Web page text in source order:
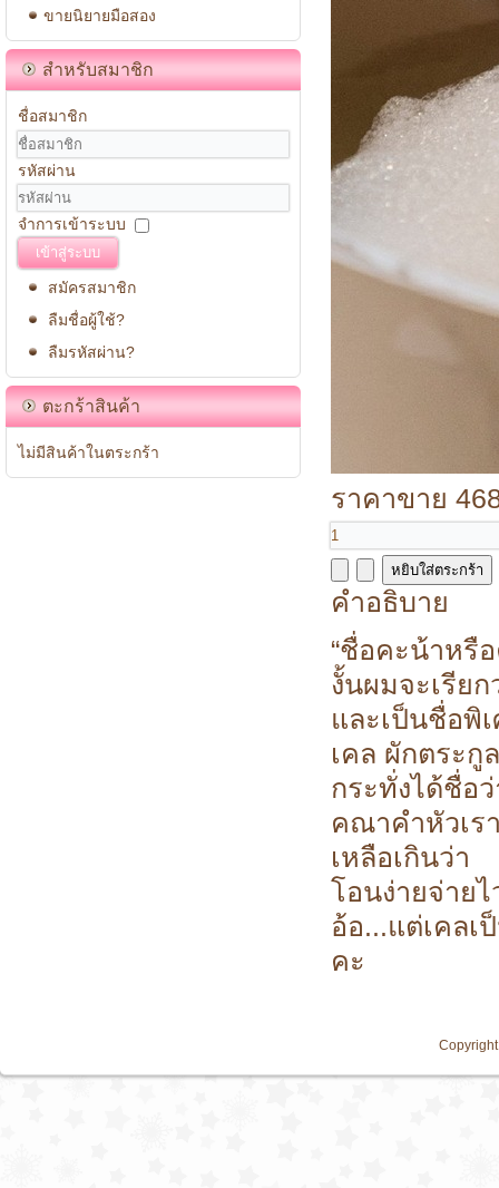
ขายนิยายมือสอง
สำหรับสมาชิก
ชื่อสมาชิก
รหัสผ่าน
จำการเข้าระบบ
เข้าสู่ระบบ
สมัครสมาชิก
ลืมชื่อผู้ใช้?
ลืมรหัสผ่าน?
ตะกร้าสินค้า
ไม่มีสินค้าในตระกร้า
ราคาขาย
คำอธิบาย
“ชื่อคะน้าหรื
งั้นผมจะเรีย
และเป็นชื่อพิ
เคล ผักตระ
กระทั่งได้ชื่อ
คณาคำหัวเร
เหลือเกินว่า
โอนง่ายจ่าย
อ้อ...แต่เคล
คะ